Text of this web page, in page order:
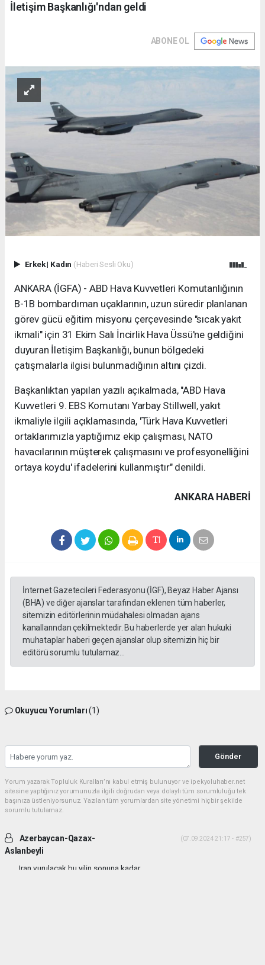
İletişim Başkanlığı'ndan geldi
ABONE OL
Erkek| Kadın (Haberi Sesli Oku)
ANKARA (İGFA) - ABD Hava Kuvvetleri Komutanlığının
B-1B bombardıman uçaklarının, uzun süredir planlanan
görev gücü eğitim misyonu çerçevesinde "sıcak yakıt
ikmali" için 31 Ekim Salı İncirlik Hava Üssü'ne geldiğini
duyuran İletişim Başkanlığı, bunun bölgedeki
çatışmalarla ilgisi bulunmadığının altını çizdi.
Başkanlıktan yapılan yazılı açıkalmada, "ABD Hava
Kuvvetleri 9. EBS Komutanı Yarbay Stillwell, yakıt
ikmaliyle ilgili açıklamasında, 'Türk Hava Kuvvetleri
ortaklarımızla yaptığımız ekip çalışması, NATO
havacılarının müşterek çalışmasını ve profesyonelliğini
ortaya koydu' ifadelerini kullanmıştır" denildi.
ANKARA HABERİ
İnternet Gazetecileri Federasyonu (İGF), Beyaz Haber Ajansı
(BHA) ve diğer ajanslar tarafından eklenen tüm haberler,
sitemizin editörlerinin müdahalesi olmadan ajans
kanallarından çekilmektedir. Bu haberlerde yer alan hukuki
muhataplar haberi geçen ajanslar olup sitemizin hiç bir
editörü sorumlu tutulamaz...
Okuyucu Yorumları(1)
Gönder
Yorum yazarak Topluluk Kuralları’nı kabul etmiş bulunuyor ve ipekyoluhaber.net
sitesine yaptığınız yorumunuzla ilgili doğrudan veya dolaylı tüm sorumluluğu tek
başınıza üstleniyorsunuz. Yazılan tüm yorumlardan site yönetimi hiçbir şekilde
sorumlu tutulamaz.
Azerbaycan-Qazax-
Aslanbeyli
(07.09.2024 21:17 - #257)
Iran vurulacak bu yilin sonuna kadar...